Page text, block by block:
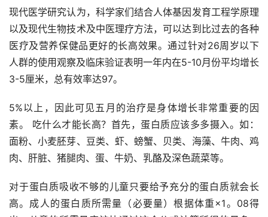
现代医学研究认为，科学家们结合人体基因发育工程学原理
以及现代生物技术及中医理疗方法，可以达到比过去的各种
医疗及营养保健品更好的长高效果。通过针对26周岁以下
人群的使用观察及临床验证表明一年内在5-10月份平均增长
3-5厘米，总有效率达97。
5%以上，因此可见五月的治疗是身体增长非常重要的因
素。 吃什么才能长高？首先，蛋白质应该多多摄入。如：
面粉、小麦胚芽、豆类、虾、螃蟹、贝类、海藻、牛肉、鸡
肉、肝脏、猪腿肉、蛋、牛奶、乳酪及深色蔬菜等。
对于蛋白质吸收不够的儿童只要给予充分的蛋白质就会长
高。成人的蛋白质所需量（必要量）根据体重×1。08得